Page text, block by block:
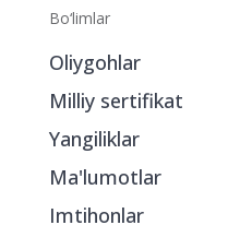
Bo‘limlar
Oliygohlar
Milliy sertifikat
Yangiliklar
Ma'lumotlar
Imtihonlar